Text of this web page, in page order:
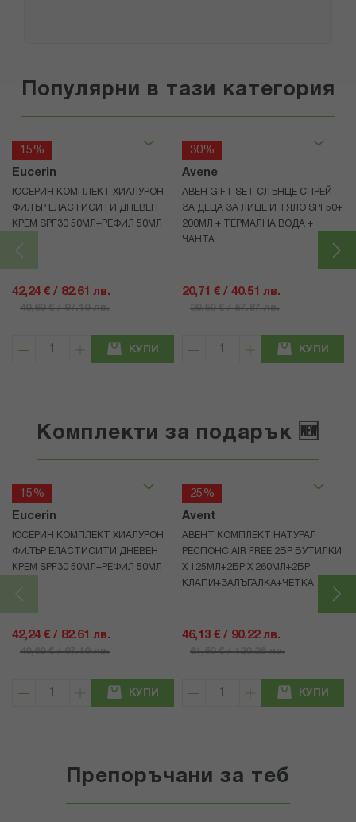
Популярни в тази категория
15%
Eucerin
ЮСЕРИН КОМПЛЕКТ ХИАЛУРОН
ФИЛЪР ЕЛАСТИСИТИ ДНЕВЕН
КРЕМ SPF30 50МЛ+РЕФИЛ 50МЛ
42,24 € / 82.61 лв.
49,69 € / 97.19 лв.
КУПИ
30%
Avene
АВЕН GIFT SET СЛЪНЦЕ СПРЕЙ
ЗА ДЕЦА ЗА ЛИЦЕ И ТЯЛО SPF50+
200МЛ + ТЕРМАЛНА ВОДА +
ЧАНТА
20,71 € / 40.51 лв.
29,59 € / 57.87 лв.
КУПИ
Комплекти за подарък 🆕
15%
Eucerin
ЮСЕРИН КОМПЛЕКТ ХИАЛУРОН
ФИЛЪР ЕЛАСТИСИТИ ДНЕВЕН
КРЕМ SPF30 50МЛ+РЕФИЛ 50МЛ
42,24 € / 82.61 лв.
49,69 € / 97.19 лв.
КУПИ
25%
Avent
АВЕНТ КОМПЛЕКТ НАТУРАЛ
РЕСПОНС AIR FREE 2БР БУТИЛКИ
Х 125МЛ+2БР Х 260МЛ+2БР
КЛАПИ+ЗАЛЪГАЛКА+ЧЕТКА
46,13 € / 90.22 лв.
61,50 € / 120.28 лв.
КУПИ
Препоръчани за теб